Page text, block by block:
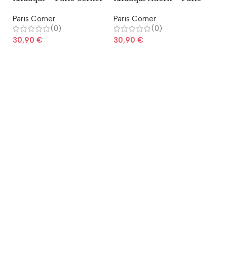
Paris Corner
(0)
30,90 €
Paris Corner
(0)
30,90 €